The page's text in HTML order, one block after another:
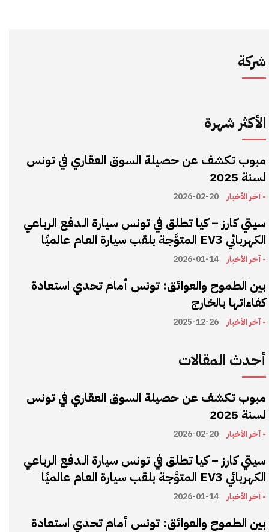
شركة
الأكثر شهرة
مبوب تكشف عن حصيلة السوق العقاري في تونس
لسنة 2025
- آخر الأخبار 2026-02-20
سيتي كارز – كيا تطلق في تونس سيارة الـدفع الرباعي
الكهربائي EV3 المتوَّجة بلقب سيارة العام عالميًا
- آخر الأخبار 2026-01-14
بين الطموح والعوائق: تونس أمام تحدي استعادة
كفاءاتها بالخارج
- آخر الأخبار 2025-12-26
أحدث المقالات
مبوب تكشف عن حصيلة السوق العقاري في تونس
لسنة 2025
- آخر الأخبار 2026-02-20
سيتي كارز – كيا تطلق في تونس سيارة الـدفع الرباعي
الكهربائي EV3 المتوَّجة بلقب سيارة العام عالميًا
- آخر الأخبار 2026-01-14
بين الطموح والعوائق: تونس أمام تحدي استعادة